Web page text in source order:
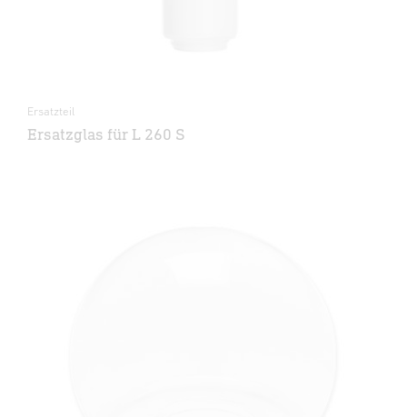
Ersatzteil
Ersatzglas für L 260 S